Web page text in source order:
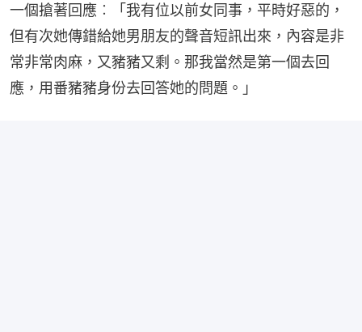
一個搶著回應︰「我有位以前女同事，平時好惡的，
但有次她傳錯給她男朋友的聲音短訊出來，內容是非
常非常肉麻，又豬豬又剩。那我當然是第一個去回
應，用番豬豬身份去回答她的問題。」